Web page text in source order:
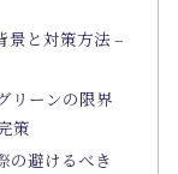
景と対策方法 –
リーンの限界
策
の避けるべき